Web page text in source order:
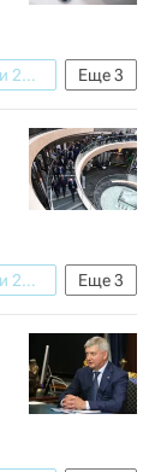
Еще3
Российский Инвестиционный Форум — Сочи 2019
Министерство строительства и жилищно-коммунального хозяйства РФ (Минстрой России)
Еще3
Российский Инвестиционный Форум — Сочи 2019
Ялтинский международный экономический форум (ЯМЭФ)